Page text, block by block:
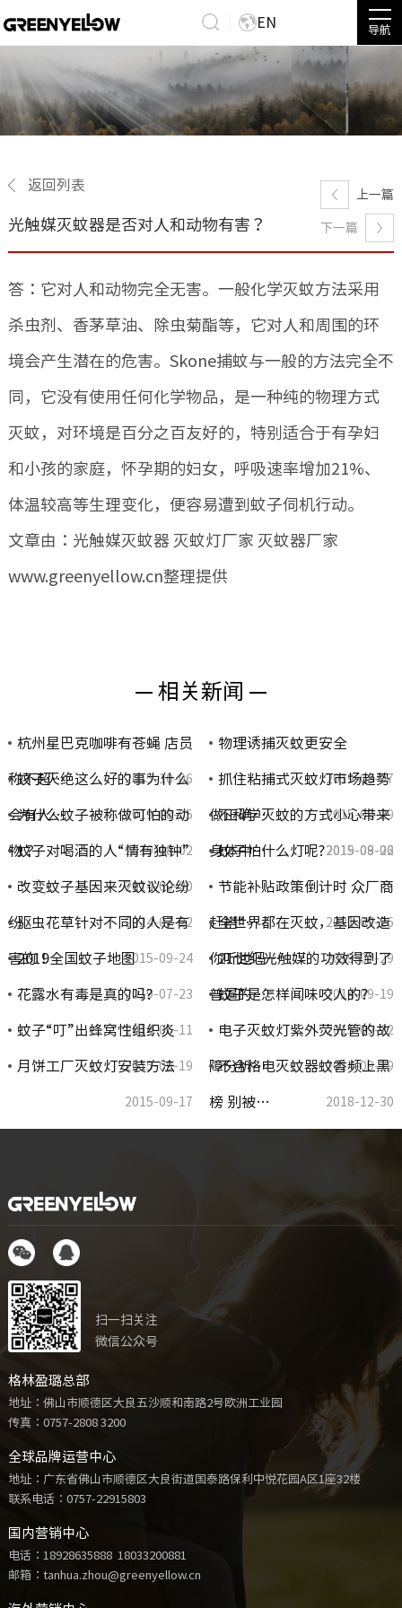
EN
导航
返回列表
光触媒灭蚊器是否对人和动物有害？
上一篇
下一篇
答：它对人和动物完全无害。一般化学灭蚊方法采用
杀虫剂、香茅草油、除虫菊酯等，它对人和周围的环
境会产生潜在的危害。Skone捕蚊与一般的方法完全不
同，它没有使用任何化学物品，是一种纯的物理方式
灭蚊，对环境是百分之百友好的，特别适合于有孕妇
和小孩的家庭，怀孕期的妇女，呼吸速率增加21%、
体温较高等生理变化，便容易遭到蚊子伺机行动。
文章由：光触媒灭蚊器 灭蚊灯厂家 灭蚊器厂家
www.greenyellow.cn整理提供
— 相关新闻 —
杭州星巴克咖啡有苍蝇 店员
称不超… 2015-10-06
物理诱捕灭蚊更安全
2019-08-07
蚊子灭绝这么好的事为什么
会有人… 2019-08-05
抓住粘捕式灭蚊灯市场趋势
做正确… 2015-09-29
为什么蚊子被称做可怕的动
物？ 2019-08-02
不科学灭蚊的方式小心带来
身体中… 2019-08-02
蚊子对喝酒的人“情有独钟”
2014-09-20
蚊子怕什么灯呢?2015-09-26
改变蚊子基因来灭蚊议论纷
纷 2014-07-22
节能补贴政策倒计时 众厂商
赶搭“… 2021-07-26
驱虫花草针对不同的人是有
害的！ 2015-09-24
全世界都在灭蚊，基因改造
你听过吗… 2019-07-29
2019全国蚊子地图
2019-07-23
21世纪光触媒的功效得到了
普遍的… 2014-09-19
花露水有毒是真的吗?
2014-06-11
蚊子是怎样闻味咬人的?
2015-09-22
蚊子“叮”出蜂窝性组织炎
2015-09-19
电子灭蚊灯紫外荧光管的故
障分析… 2014-09-19
月饼工厂灭蚊灯安装方法
2015-09-17
不合格电灭蚊器蚊香频上黑
榜 别被… 2018-12-30
扫一扫关注
微信公众号
格林盈璐总部
地址：佛山市顺德区大良五沙顺和南路2号欧洲工业园
传真：0757-2808 3200
全球品牌运营中心
地址：广东省佛山市顺德区大良街道国泰路保利中悦花园A区1座32楼
联系电话： 0757-22915803
国内营销中心
电话： 18928635888 18033200881
邮箱：tanhua.zhou@greenyellow.cn